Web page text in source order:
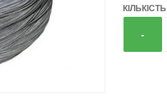
КІЛЬКІСТЬ
-